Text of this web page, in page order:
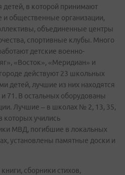
детей, в которой принимают
и общественные организации,
объединенные центры
спортивные клубы. Много
детские военно-
«Восток», «Меридиан» и
действуют 23 школьных
детей, лучшие из них находятся
71. В остальных оборудованы
Лучшие – в школах № 2, 13, 35,
которых учились
МВД, погибшие в локальных
установлены памятные доски и
сборники стихов,